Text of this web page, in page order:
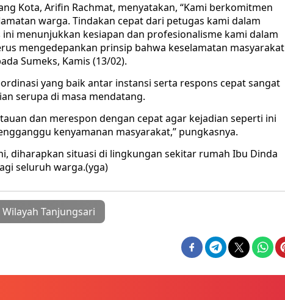
Kota, Arifin Rachmat, menyatakan, “Kami berkomitmen
warga. Tindakan cepat dari petugas kami dalam
menunjukkan kesiapan dan profesionalisme kami dalam
mengedepankan prinsip bahwa keselamatan masyarakat
Sumeks, Kamis (13/02).
yang baik antar instansi serta respons cepat sangat
serupa di masa mendatang.
dan merespon dengan cepat agar kejadian seperti ini
kenyamanan masyarakat,” pungkasnya.
diharapkan situasi di lingkungan sekitar rumah Ibu Dinda
seluruh warga.(yga)
Tanjungsari